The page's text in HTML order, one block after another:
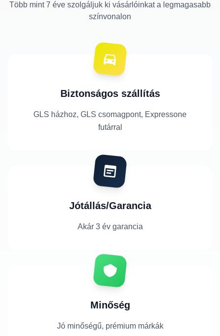
Több mint 7 éve szolgáljuk ki vásárlóinkat a legmagasabb
színvonalon
Biztonságos szállítás
GLS házhoz, GLS csomagpont, Expressone
futárral
Jótállás/Garancia
Akár 3 év garancia
Minőség
Jó minőségű, prémium márkák